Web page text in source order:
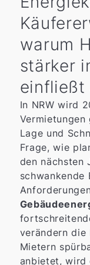
warum
stärker
einfließt
In NRW wird
Lage und
Frage, wie
den nächsten
schwankende
verändern die
Mietern
anbietet, wird